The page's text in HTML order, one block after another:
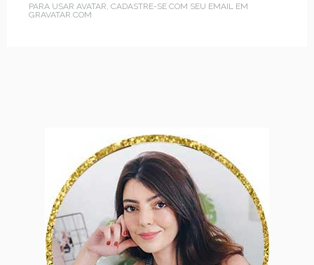
PARA USAR AVATAR, CADASTRE-SE COM SEU EMAIL EM
GRAVATAR.COM